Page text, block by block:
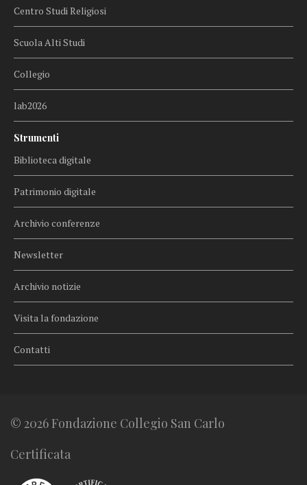
Centro Studi Religiosi
Scuola Alti Studi
Collegio
lab2026
Strumenti
Biblioteca digitale
Patrimonio digitale
Archivio conferenze
Newsletter
Archivio notizie
Visita la fondazione
Contatti
© 2026 Fondazione Collegio San Carlo
Certificata